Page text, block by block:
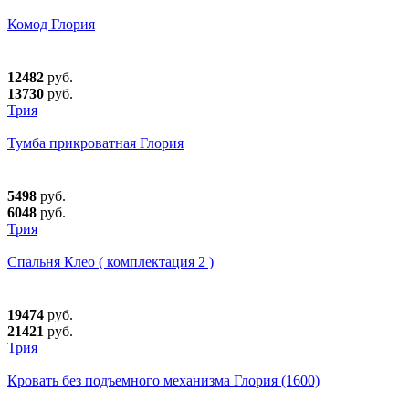
Комод Глория
12482 руб.
13730 руб.
Трия
Тумба прикроватная Глория
5498 руб.
6048 руб.
Трия
Спальня Клео ( комплектация 2 )
19474 руб.
21421 руб.
Трия
Кровать без подъемного механизма Глория (1600)